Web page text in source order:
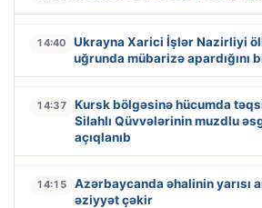
14:40
Ukrayna Xarici İşlər Nazirliyi
uğrunda mübarizə apardığını
14:37
Kursk bölgəsinə hücumda
Silahlı Qüvvələrinin muzdlu
açıqlanıb
14:15
Azərbaycanda əhalinin yarısı
əziyyət çəkir